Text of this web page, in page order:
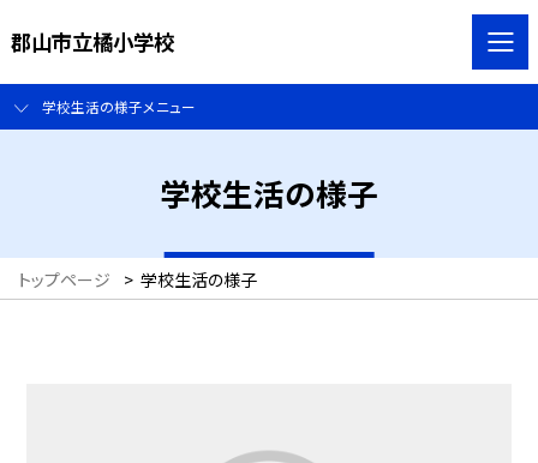
郡山市立橘小学校
学校生活の様子メニュー
学校生活の様子
トップページ > 学校生活の様子